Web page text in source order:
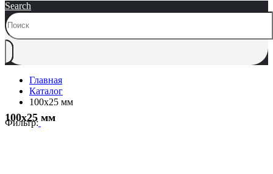
Search
Главная
Каталог
100x25 мм
100x25 мм
Фильтр: